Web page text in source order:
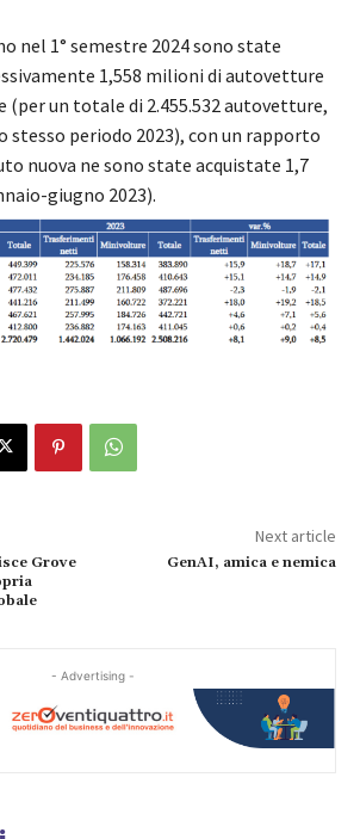
nel 1° semestre 2024 sono state
1,558 milioni di autovetture
(per un totale di 2.455.532 autovetture,
stesso periodo 2023), con un rapporto
nuova ne sono state acquistate 1,7
giugno 2023).
Grove
Next article
GenAI, amica e nemica
- Advertising -